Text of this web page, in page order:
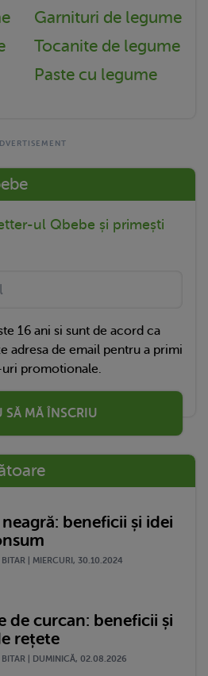
Garnituri de legume
Tocanite de legume
Paste cu legume
ul Qbebe și primești
16 ani si sunt de acord ca
adresa de email pentru a primi
promotionale.
SĂ MĂ ÎNSCRIU
beneficii și idei
BITAR | MIERCURI, 30.10.2024
de curcan: beneficii și
rețete
BITAR | DUMINICĂ, 02.08.2026